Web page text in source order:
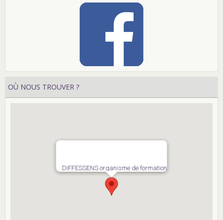
OÙ NOUS TROUVER ?
DIFFESSENS organisme de formation